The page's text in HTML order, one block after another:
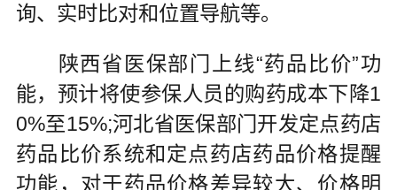
询、实时比对和位置导航等。
陕西省医保部门上线“药品比价”功
能，预计将使参保人员的购药成本下降1
0%至15%;河北省医保部门开发定点药店
药品比价系统和定点药店药品价格提醒
功能，对于药品价格差异较大、价格明